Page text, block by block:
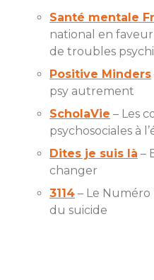
Santé mentale
national en
de troubles
Positive Minders
psy autrement
ScholaVie – Les
psychosociales à
Dites je suis là –
changer
3114 – Le
du suicide